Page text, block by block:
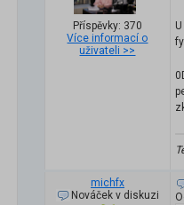
Příspěvky: 370
Více informací o
uživateli >>
michfx
Nováček v diskuzi